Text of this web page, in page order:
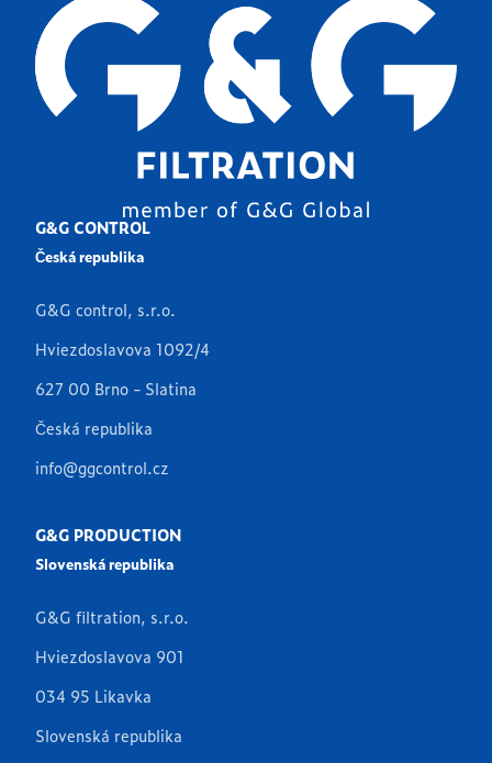
G&G CONTROL
Česká republika
G&G control, s.r.o.
Hviezdoslavova 1092/4
627 00 Brno - Slatina
Česká republika
info@ggcontrol.cz
G&G PRODUCTION
Slovenská republika
G&G filtration, s.r.o.
Hviezdoslavova 901
034 95 Likavka
Slovenská republika